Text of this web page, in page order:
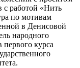
с работой «Нить
по мотивам
в Денисовой
народного
первого курса